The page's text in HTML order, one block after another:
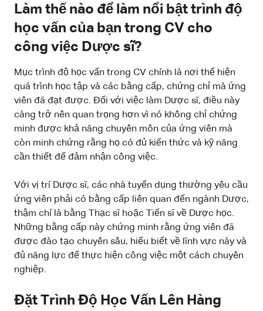
Làm thế nào để làm nổi bật trình độ
học vấn của bạn trong CV cho
công việc Dược sĩ?
Mục trình độ học vấn trong CV chính là nơi thể hiện
quá trình học tập và các bằng cấp, chứng chỉ mà ứng
viên đã đạt được. Đối với việc làm Dược sĩ, điều này
càng trở nên quan trọng hơn vì nó không chỉ chứng
minh được khả năng chuyên môn của ứng viên mà
còn minh chứng rằng họ có đủ kiến thức và kỹ năng
cần thiết để đảm nhận công việc.
Với vị trí Dược sĩ, các nhà tuyển dụng thường yêu cầu
ứng viên phải có bằng cấp liên quan đến ngành Dược,
thậm chí là bằng Thạc sĩ hoặc Tiến sĩ về Dược học.
Những bằng cấp này chứng minh rằng ứng viên đã
được đào tạo chuyên sâu, hiểu biết về lĩnh vực này và
đủ năng lực để thực hiện công việc một cách chuyên
nghiệp.
Đặt Trình Độ Học Vấn Lên Hàng